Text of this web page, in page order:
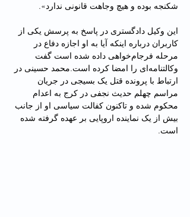
شکنجه بوده و هیچ وجاهت قانونی ندارد».
این وکیل دادگستری در پاسخ به پرسش یکی از
کاربران درباره اینکه آیا به او اجازه دفاع در
مرحله فرجام‌خواهی داده شده است گفت
وکالتنامه‌ای را امضا کرده است.محمد حسینی در
ارتباط با پرونده‌ قتل یک بسیجی در جریان
مراسم چهلم حدیث نجفی در کرج به اعدام
محکوم شده و تاکنون کفالت سیاسی او از جانب
بیش از یک نماینده اروپایی بر عهده گرفته شده
است.